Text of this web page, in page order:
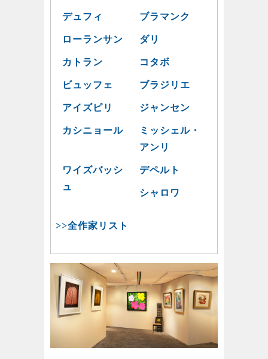
デュフィ ブラマンク
ローランサン ダリ
カトラン コタボ
ビュッフェ ブラジリエ
アイズピリ ジャンセン
カシニョール
ミッシェル・
アンリ
ワイズバッシ
ュ
デペルト
シャロワ
>>全作家リスト